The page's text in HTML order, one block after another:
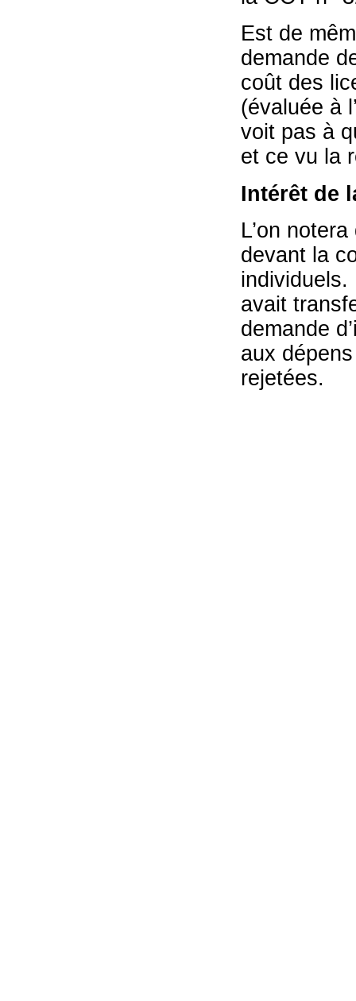
Est de
demande
coût des
(évaluée à
voit pas à
et ce vu la
Intérêt de
L’on
devant la
individuels.
avait
demande
aux
rejetées.